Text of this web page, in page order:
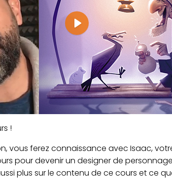
Play
!
vous ferez connaissance avec Isaac,
pour devenir un designer de
plus sur le contenu de ce cours et ce